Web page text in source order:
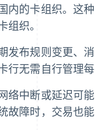
内的卡组织。这
组织。
发布规则变更、
行无需自行管理每
络中断或延迟可
故障时，交易也能